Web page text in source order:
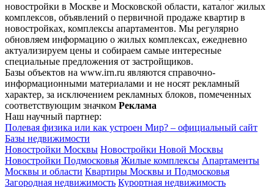
новостройки в Москве и Московской области, каталог жилых
комплексов, объявлений о первичной продаже квартир в
новостройках, комплексы апартаментов. Мы регулярно
обновляем информацию о жилых комплексах, ежедневно
актуализируем цены и собираем самые интересные
специальные предложения от застройщиков.
Базы объектов на www.irn.ru являются справочно-
информационными материалами и не носят рекламный
характер, за исключением рекламных блоков, помеченных
соответствующим значком Реклама
Наш научный партнер:
Полевая физика или как устроен Мир? – официальный сайт
Базы недвижимости
Новостройки Москвы Новостройки Новой Москвы
Новостройки Подмосковья Жилые комплексы Апартаменты
Москвы и области Квартиры Москвы и Подмосковья
Загородная недвижимость Курортная недвижимость